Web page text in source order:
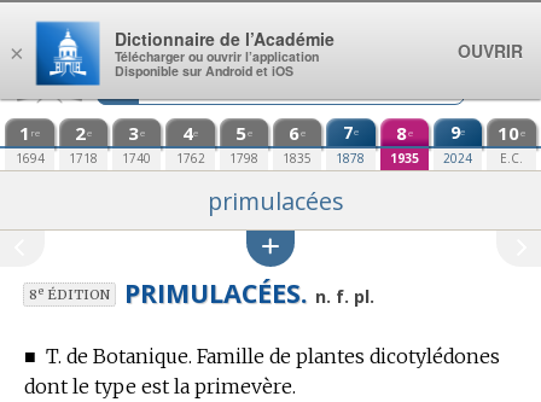
Aller au contenu
1 re
1694
2e
1718
3e
1740
4e
1762
5e
1798
6e
1835
7e
1878
8e
1935
9e
2024
10e
E.C.
primulacées
8eÉDITION PRIMULACÉES. n. f. pl.
■ T. de Botanique. Famille de plantes dicotylédones
dont le type est la primevère.
×
Dictionnaire de l’Académie
Télécharger ou ouvrir l’application
Disponible sur Android et iOS
OUVRIR